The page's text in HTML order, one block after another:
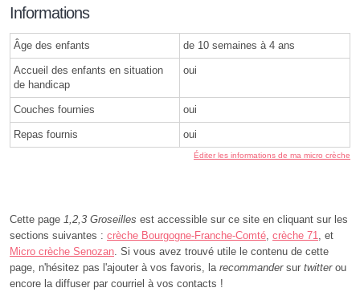
Informations
Âge des enfants de 10 semaines à 4 ans
Accueil des enfants en situation
de handicap
oui
Couches fournies oui
Repas fournis oui
Éditer les informations de ma micro crèche
Cette page 1,2,3 Groseilles est accessible sur ce site en cliquant sur les
sections suivantes : crèche Bourgogne-Franche-Comté, crèche 71, et
Micro crèche Senozan. Si vous avez trouvé utile le contenu de cette
page, n'hésitez pas l'ajouter à vos favoris, la recommandersur twitterou
encore la diffuser par courriel à vos contacts !